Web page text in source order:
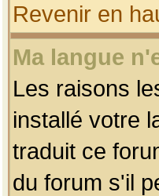
Revenir en
Ma langue
Les raisons
installé votre
traduit ce
du forum s'il